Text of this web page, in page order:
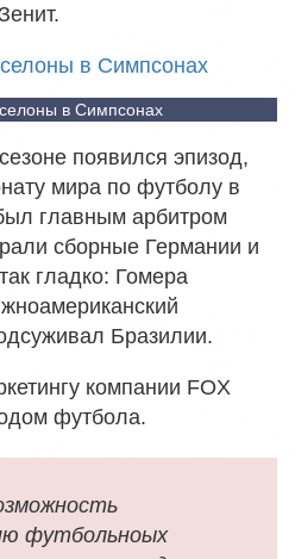
в Симпсонах
появился эпизод,
мира по футболу в
главным арбитром
сборные Германии и
гладко: Гомера
Бразилии.
компании FOX
футбола.
футбольноых